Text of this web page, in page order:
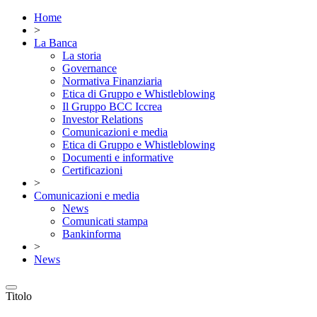
Home
>
La Banca
La storia
Governance
Normativa Finanziaria
Etica di Gruppo e Whistleblowing
Il Gruppo BCC Iccrea
Investor Relations
Comunicazioni e media
Etica di Gruppo e Whistleblowing
Documenti e informative
Certificazioni
>
Comunicazioni e media
News
Comunicati stampa
Bankinforma
>
News
Titolo